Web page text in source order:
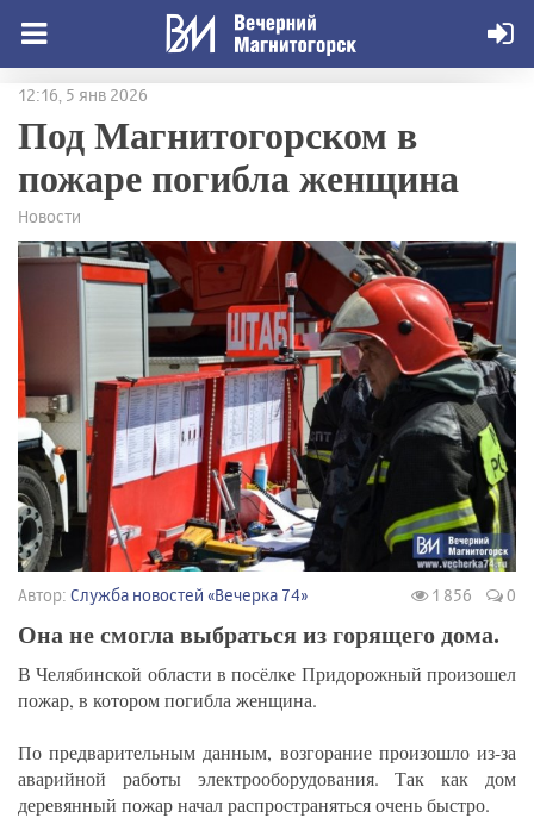
12:16, 5 янв 2026
Под Магнитогорском в
пожаре погибла женщина
Новости
Автор: Служба новостей «Вечерка 74» 1 856 0
Она не смогла выбраться из горящего дома.
В Челябинской области в посёлке Придорожный произошел
пожар, в котором погибла женщина.
По предварительным данным, возгорание произошло из-за
аварийной работы электрооборудования. Так как дом
деревянный пожар начал распространяться очень быстро.